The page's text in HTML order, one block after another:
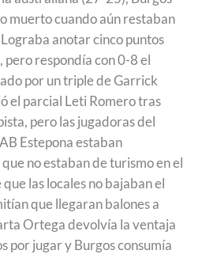
muerto cuando aún restaban
Lograba anotar cinco puntos
pero respondía con 0-8 el
por un triple de Garrick
el parcial Leti Romero tras
pero las jugadoras del
Estepona estaban
no estaban de turismo en el
las locales no bajaban el
que llegaran balones a
Ortega devolvía la ventaja
por jugar y Burgos consumía